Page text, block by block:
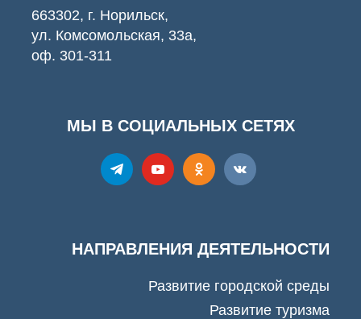
663302, г. Норильск,
ул. Комсомольская, 33а,
оф. 301-311
МЫ В СОЦИАЛЬНЫХ СЕТЯХ
НАПРАВЛЕНИЯ ДЕЯТЕЛЬНОСТИ
Развитие городской среды
Развитие туризма